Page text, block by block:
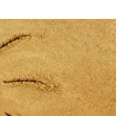
unei polițe de...